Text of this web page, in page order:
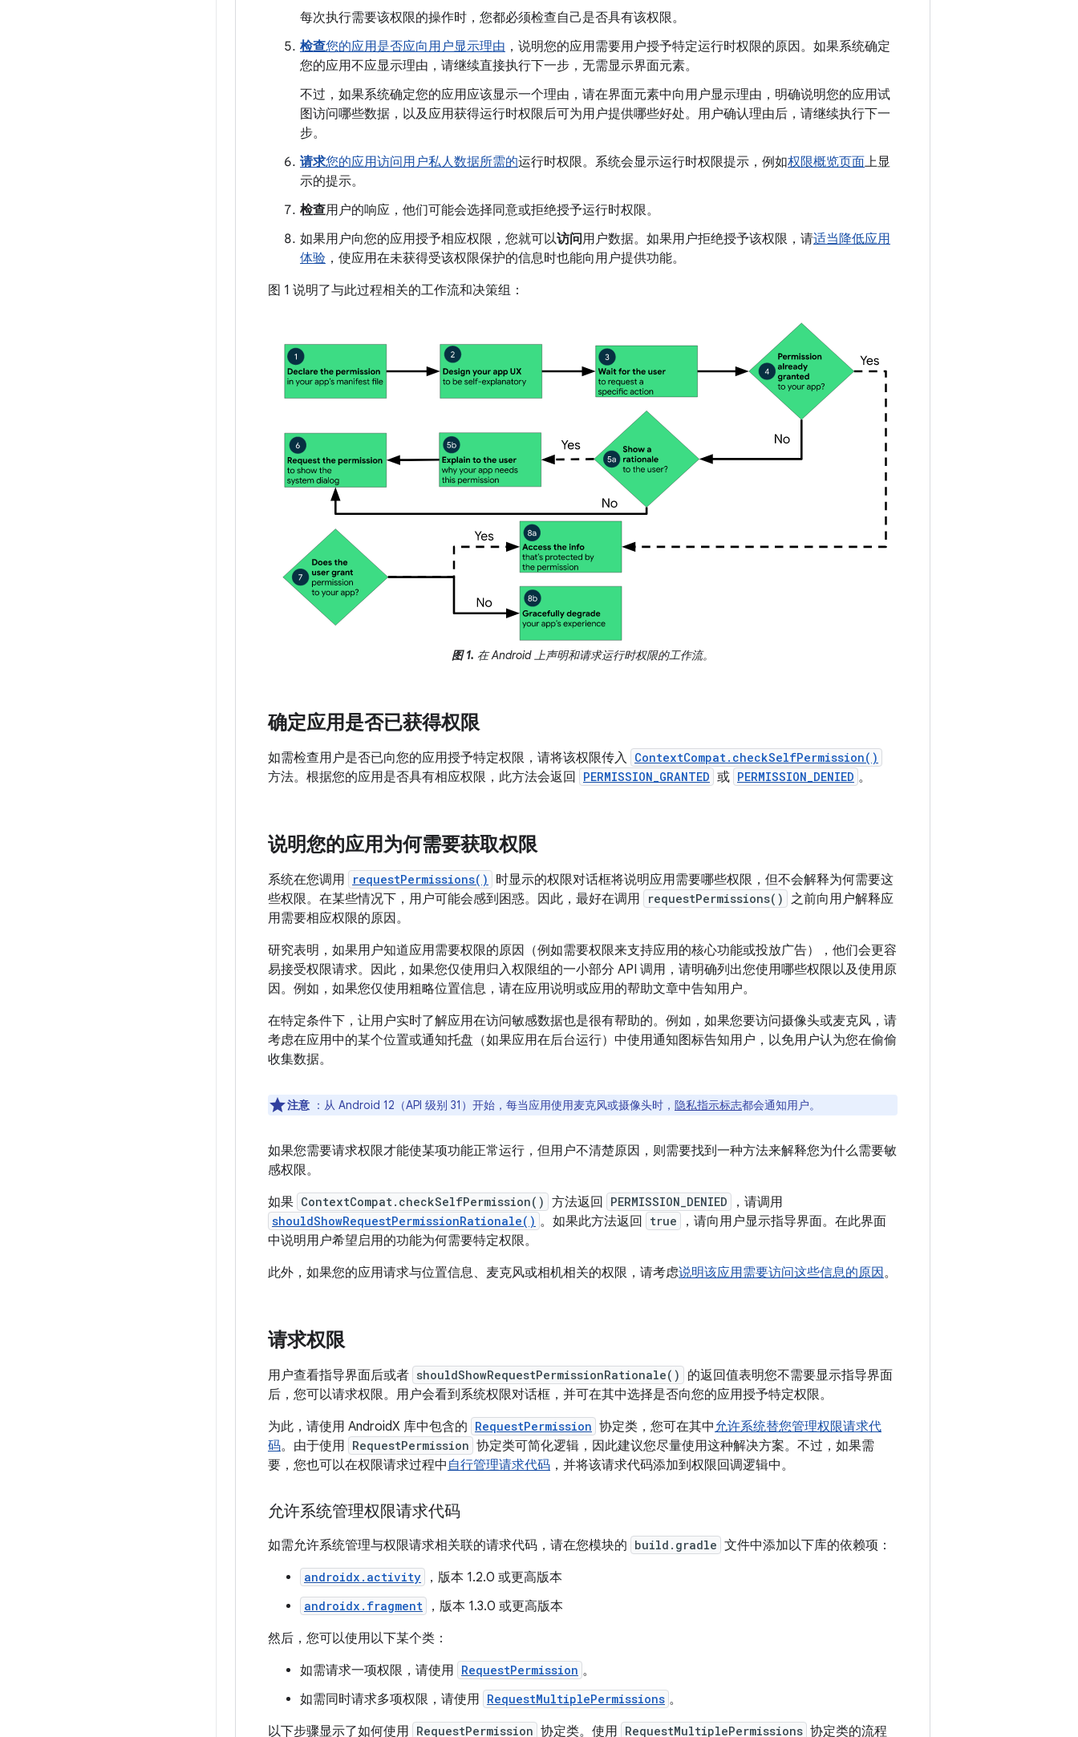
每次执行需要该权限的操作时，您都必须检查自己是否具有该权限。
检查您的应用是否应向用户显示理由 ，说明您的应用需要用户授予特定运行时权限的原因。如果系统确定
您的应用不应显示理由，请继续直接执行下一步，无需显示界面元素。
不过，如果系统确定您的应用应该显示一个理由，请在界面元素中向用户显示理由，明确说明您的应用试
图访问哪些数据，以及应用获得运行时权限后可为用户提供哪些好处。用户确认理由后，请继续执行下一
步。
请求您的应用访问用户私人数据所需的运行时权限。系统会显示运行时权限提示，例如权限概览页面上显
示的提示。
检查用户的响应，他们可能会选择同意或拒绝授予运行时权限。
如果用户向您的应用授予相应权限，您就可以访问用户数据。如果用户拒绝授予该权限，请适当降低应用
体验 ，使应用在未获得受该权限保护的信息时也能向用户提供功能。
图 1 说明了与此过程相关的工作流和决策组：
图 1. 在 Android 上声明和请求运行时权限的工作流。
确定应用是否已获得权限
如需检查用户是否已向您的应用授予特定权限，请将该权限传入 ContextCompat.checkSelfPermission()
方法。根据您的应用是否具有相应权限，此方法会返回 PERMISSION_GRANTED 或 PERMISSION_DENIED 。
说明您的应用为何需要获取权限
系统在您调用 requestPermissions()
时显示的权限对话框将说明应用需要哪些权限，但不会解释为何需要这
些权限。在某些情况下，用户可能会感到困惑。因此，最好在调用
requestPermissions() 之前向用户解释应
用需要相应权限的原因。
研究表明，如果用户知道应用需要权限的原因（例如需要权限来支持应用的核心功能或投放广告），他们会更容
易接受权限请求。因此，如果您仅使用归入权限组的一小部分 API 调用，请明确列出您使用哪些权限以及使用原
因。例如，如果您仅使用粗略位置信息，请在应用说明或应用的帮助文章中告知用户。
在特定条件下，让用户实时了解应用在访问敏感数据也是很有帮助的。例如，如果您要访问摄像头或麦克风，请
考虑在应用中的某个位置或通知托盘（如果应用在后台运行）中使用通知图标告知用户，以免用户认为您在偷偷
收集数据。
注意 ：从 Android 12（API 级别 31）开始，每当应用使用麦克风或摄像头时， 隐私指示标志都会通知用户。
如果您需要请求权限才能使某项功能正常运行，但用户不清楚原因，则需要找到一种方法来解释您为什么需要敏
感权限。
如果 ContextCompat.checkSelfPermission() 方法返回 PERMISSION_DENIED ，请调用
shouldShowRequestPermissionRationale() 。如果此方法返回 true
，请向用户显示指导界面。在此界面
中说明用户希望启用的功能为何需要特定权限。
此外，如果您的应用请求与位置信息、麦克风或相机相关的权限，请考虑说明该应用需要访问这些信息的原因 。
请求权限
用户查看指导界面后或者 shouldShowRequestPermissionRationale()
的返回值表明您不需要显示指导界面
后，您可以请求权限。用户会看到系统权限对话框，并可在其中选择是否向您的应用授予特定权限。
为此，请使用 AndroidX 库中包含的 RequestPermission 协定类，您可在其中允许系统替您管理权限请求代
码。由于使用 RequestPermission 协定类可简化逻辑，因此建议您尽量使用这种解决方案。不过，如果需
要，您也可以在权限请求过程中 自行管理请求代码 ，并将该请求代码添加到权限回调逻辑中。
允许系统管理权限请求代码
如需允许系统管理与权限请求相关联的请求代码，请在您模块的 build.gradle 文件中添加以下库的依赖项：
androidx.activity ，版本 1.2.0 或更高版本
androidx.fragment
，版本 1.3.0 或更高版本
然后，您可以使用以下某个类：
如需请求一项权限，请使用 RequestPermission 。
如需同时请求多项权限，请使用 RequestMultiplePermissions 。
以下步骤显示了如何使用 RequestPermission 协定类。使用 RequestMultiplePermissions 协定类的流程